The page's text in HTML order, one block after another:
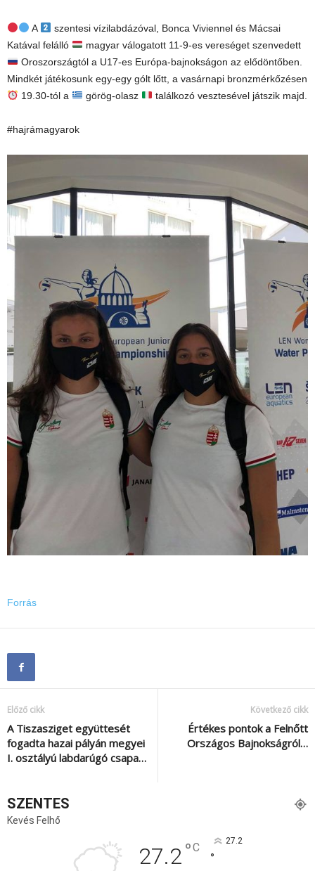
A
szentesi vízilabdázóval, Bonca Viviennel és Mácsai
Katával felálló
magyar válogatott 11-9-es vereséget szenvedett
Oroszországtól a U17-es Európa-bajnokságon az elődöntőben.
Mindkét játékosunk egy-egy gólt lőtt, a vasárnapi bronzmérkőzésen
19.30-tól a
görög-olasz találkozó vesztesével játszik majd.
#hajrámagyarok
Forrás
Előző cikk
A Tiszasziget együttesét
fogadta hazai pályán megyei
I. osztályú labdarúgó csapa…
Következő cikk
Értékes pontok a Felnőtt
Országos Bajnokságról…
SZENTES
Kevés Felhő
27.2°C 27.2
°